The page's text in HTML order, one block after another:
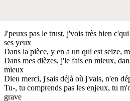
J'peuxs pas le trust, j'vois très bien
ses yeux
Dans la pièce, y en a un qui est seize,
Dans mes dièzes, j'le fais en mieux,
mieux
Dieu merci, j'sais déjà où j'vais, n'en
Tu-, tu comprends pas les enjeux, tu
grave